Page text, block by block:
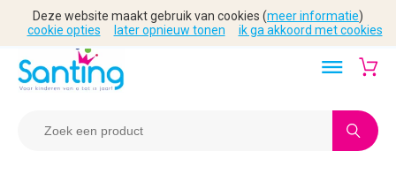
Deze website maakt gebruik van cookies (meer informatie)
cookie opties
later opnieuw tonen ik ga akkoord met cookies